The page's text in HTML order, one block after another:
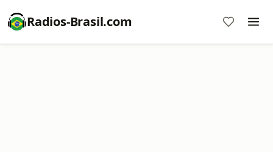
Radios-Brasil.com